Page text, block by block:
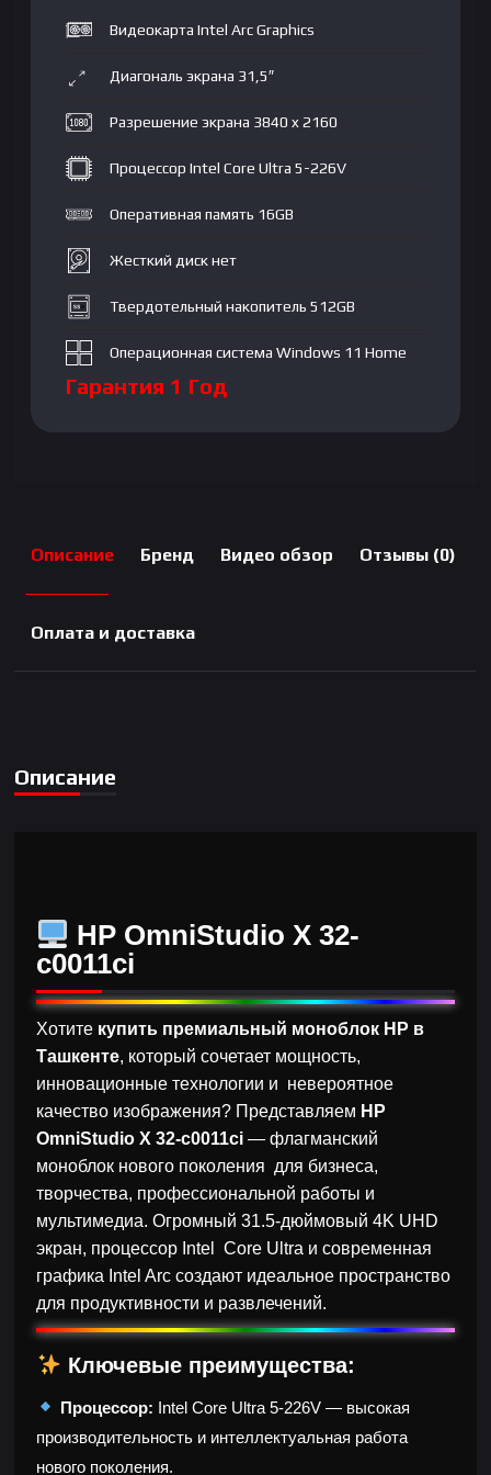
16GB
SSD
512GB|
4K
IPS|
Intel
Arc
Graphics|
No
DVD|
key
Видеокарта Intel Arc Graphics
Диагональ экрана 31,5″
Разрешение экрана 3840 x 2160
Процессор Intel Core Ultra 5-226V
Оперативная память 16GB
Жесткий диск нет
Твердотельный накопитель 512GB
Операционная система Windows 11 Home
Гарантия 1 Год
Описание Бренд Видео обзор Отзывы (0)
Оплата и доставка
Описание
HP OmniStudio X 32-
c0011ci
Хотите купить премиальный моноблок HP в
Ташкенте, который сочетает мощность,
инновационные технологии и невероятное
качество изображения? Представляем HP
OmniStudio X 32-c0011ci — флагманский
моноблок нового поколения для бизнеса,
творчества, профессиональной работы и
мультимедиа. Огромный 31.5-дюймовый 4K UHD
экран, процессор Intel Core Ultra и современная
графика Intel Arc создают идеальное пространство
для продуктивности и развлечений.
Ключевые преимущества:
Процессор: Intel Core Ultra 5-226V — высокая
производительность и интеллектуальная работа
нового поколения.